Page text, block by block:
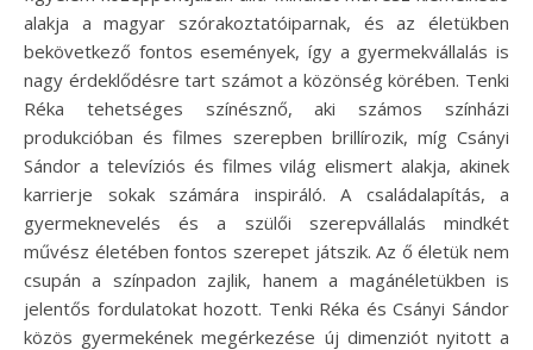
alakja a magyar szórakoztatóiparnak, és az életükben
bekövetkező fontos események, így a gyermekvállalás is
nagy érdeklődésre tart számot a közönség körében. Tenki
Réka tehetséges színésznő, aki számos színházi
produkcióban és filmes szerepben brillírozik, míg Csányi
Sándor a televíziós és filmes világ elismert alakja, akinek
karrierje sokak számára inspiráló. A családalapítás, a
gyermeknevelés és a szülői szerepvállalás mindkét
művész életében fontos szerepet játszik. Az ő életük nem
csupán a színpadon zajlik, hanem a magánéletükben is
jelentős fordulatokat hozott. Tenki Réka és Csányi Sándor
közös gyermekének megérkezése új dimenziót nyitott a